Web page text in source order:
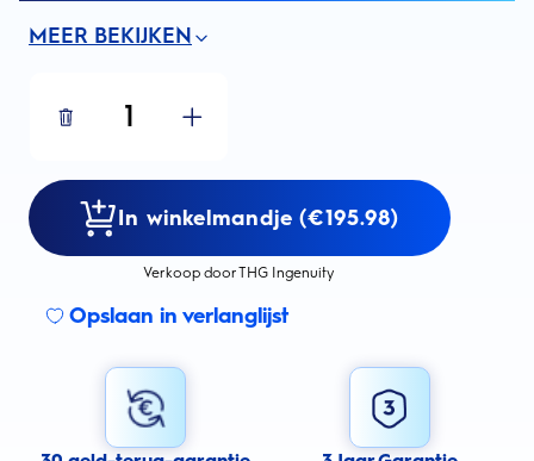
MEER BEKIJKEN
1
In winkelmandje (€195.98)
Verkoop door THG Ingenuity
Opslaan in verlanglijst